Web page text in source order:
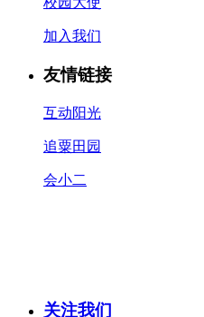
加入我们
友情链接
互动阳光
追粟田园
会小二
关注我们